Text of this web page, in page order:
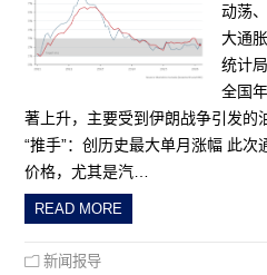
动荡
大通
统计
全国
著上升，主要受到伊朗战争引发的
“推手”：创历史最大单月涨幅 此
价格，尤其是汽…
READ MORE
新闻报导